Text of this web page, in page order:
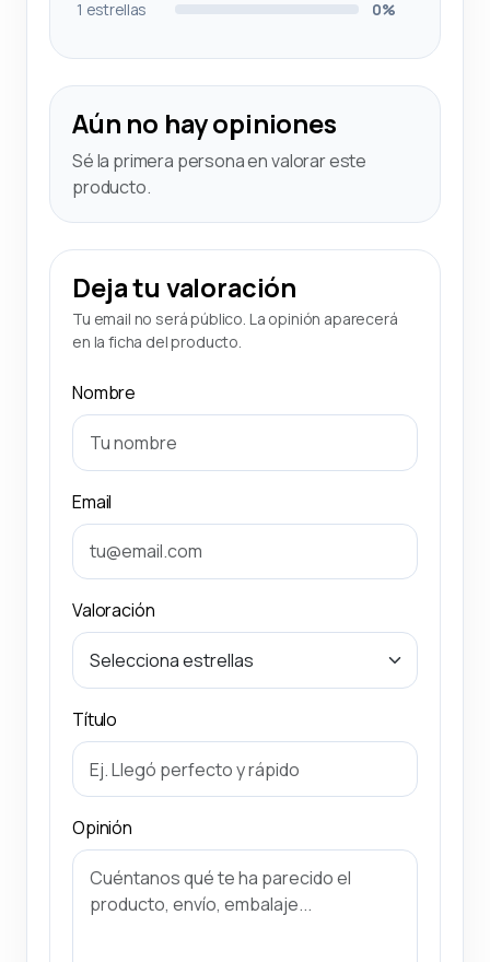
1 estrellas 0%
Aún no hay opiniones
Sé la primera persona en valorar este
producto.
Deja tu valoración
Tu email no será público. La opinión aparecerá
en la ficha del producto.
Nombre
Email
Valoración
Título
Opinión